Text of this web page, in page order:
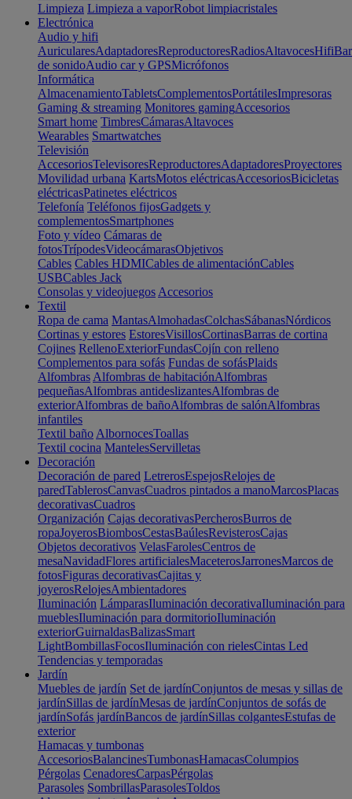
Limpieza Limpieza a vaporRobot limpiacristales
Electrónica
Audio y hifi
AuricularesAdaptadoresReproductoresRadiosAltavocesHifi
de sonidoAudio car y GPSMicrófonos
Informática
AlmacenamientoTabletsComplementosPortátilesImpresoras
Gaming & streaming Monitores gamingAccesorios
Smart home TimbresCámarasAltavoces
Wearables Smartwatches
Televisión
AccesoriosTelevisoresReproductoresAdaptadoresProyectores
Movilidad urbana KartsMotos eléctricasAccesoriosBicicletas
eléctricasPatinetes eléctricos
Telefonía Teléfonos fijosGadgets y
complementosSmartphones
Foto y vídeo Cámaras de
fotosTrípodesVideocámarasObjetivos
Cables Cables HDMICables de alimentaciónCables
USBCables Jack
Consolas y videojuegos Accesorios
Textil
Ropa de cama MantasAlmohadasColchasSábanasNórdicos
Cortinas y estores EstoresVisillosCortinasBarras de cortina
Cojines RellenoExteriorFundasCojín con relleno
Complementos para sofás Fundas de sofásPlaids
Alfombras Alfombras de habitaciónAlfombras
pequeñasAlfombras antideslizantesAlfombras de
exteriorAlfombras de bañoAlfombras de salónAlfombras
infantiles
Textil baño AlbornocesToallas
Textil cocina MantelesServilletas
Decoración
Decoración de pared LetrerosEspejosRelojes de
paredTablerosCanvasCuadros pintados a manoMarcosPlacas
decorativasCuadros
Organización Cajas decorativasPercherosBurros de
ropaJoyerosBiombosCestasBaúlesRevisterosCajas
Objetos decorativos VelasFarolesCentros de
mesaNavidadFlores artificialesMaceterosJarronesMarcos de
fotosFiguras decorativasCajitas y
joyerosRelojesAmbientadores
Iluminación LámparasIluminación decorativaIluminación para
mueblesIluminación para dormitorioIluminación
exteriorGuirnaldasBalizasSmart
LightBombillasFocosIluminación con rielesCintas Led
Tendencias y temporadas
Jardín
Muebles de jardín Set de jardínConjuntos de mesas y sillas de
jardínSillas de jardínMesas de jardínConjuntos de sofás de
jardínSofás jardínBancos de jardínSillas colgantesEstufas de
exterior
Hamacas y tumbonas
AccesoriosBalancinesTumbonasHamacasColumpios
Pérgolas CenadoresCarpasPérgolas
Parasoles SombrillasParasolesToldos